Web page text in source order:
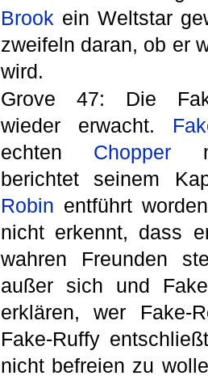
Brook ein Weltstar
zweifeln daran, ob er
wird.
Grove 47: Die
wieder erwacht.
echten Chopper
berichtet seinem
Robin entführt
nicht erkennt, dass
wahren Freunden
außer sich und
erklären, wer Fake-
Fake-Ruffy
nicht befreien zu